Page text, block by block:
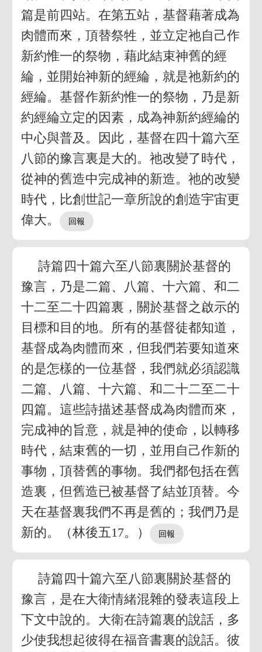
篇是前四站。在第五站，基督藉著成為
肉體而來，頂替祭牲，並立定祂自己作
新約惟一的祭物，藉此結束神舊的經
綸，並開始神新的經綸，就是祂新約的
經綸。基督作新約惟一的祭物，乃是新
約經綸立定的因素，成為神新約經綸的
中心與普及。因此，基督在四十篇六至
八節的豫言裏是大的。祂改變了時代，
從神的舊造中完成神的新造。祂的改變
時代，比創世記一章所說的創造宇宙更
偉大。
詩篇四十篇六至八節裏關於基督的
豫言，乃是二篇、八篇、十六篇、和二
十二至二十四篇裏，關於基督之啟示的
目標和目的地。所有的基督徒都知道，
基督成為肉體而來，但我們若要知道來
的是怎樣的一位基督，我們就必須認識
二篇、八篇、十六篇、和二十二至二十
四篇。這些詩描述基督成為肉體而來，
完成神的旨意，就是神的使命，以轉移
時代，結束舊的一切，並用自己作新的
事物，頂替舊的事物。我們都包括在舊
造裏，但舊造已被基督了結並頂替。今
天在基督裏我們不再是舊的；我們乃是
新的。（林後五17。）
詩篇四十篇六至八節裏關於基督的
豫言，是在大衛情緒混雜的發表這段上
下文中說的。大衛在詩篇裏的說話，多
少使我想起彼得在福音書裏的說話。彼